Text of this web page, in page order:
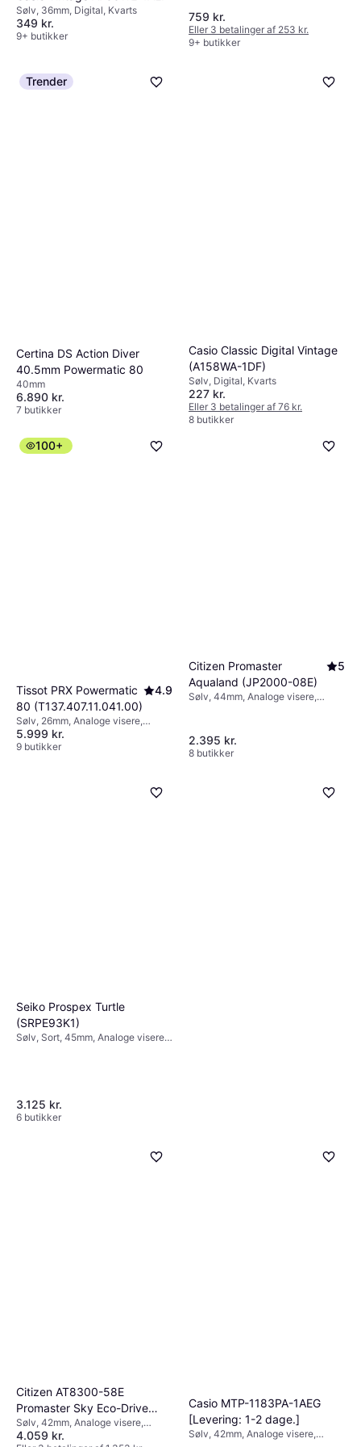
Sølv, 36mm, Digital, Kvarts
349 kr.
9+ butikker
759 kr.
Eller 3 betalinger af 253 kr.
9+ butikker
Trender
Certina DS Action Diver
40.5mm Powermatic 80
40mm
6.890 kr.
7 butikker
Casio Classic Digital Vintage
(A158WA-1DF)
Sølv, Digital, Kvarts
227 kr.
Eller 3 betalinger af 76 kr.
8 butikker
100+
Tissot PRX Powermatic
80 (T137.407.11.041.00)
4.9
Sølv, 26mm, Analoge visere,
Automatisk
5.999 kr.
9 butikker
Citizen Promaster
Aqualand (JP2000-08E)
5
Sølv, 44mm, Analoge visere,
2.395 kr.
8 butikker
Seiko Prospex Turtle
(SRPE93K1)
Sølv, Sort, 45mm, Analoge visere,
3.125 kr.
6 butikker
Citizen AT8300-58E
Promaster Sky Eco-Drive
Pilot Wristwatch
Sølv, 42mm, Analoge visere,
Kvarts, Solar
4.059 kr.
Casio MTP-1183PA-1AEG
[Levering: 1-2 dage.]
Sølv, 42mm, Analoge visere,